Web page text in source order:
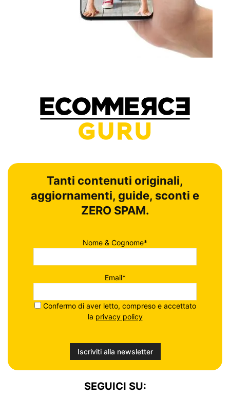
Tanti contenuti originali,
aggiornamenti, guide, sconti e
ZERO SPAM.
Nome & Cognome*
Email*
Confermo di aver letto, compreso e accettato
la privacy policy
SEGUICI SU: